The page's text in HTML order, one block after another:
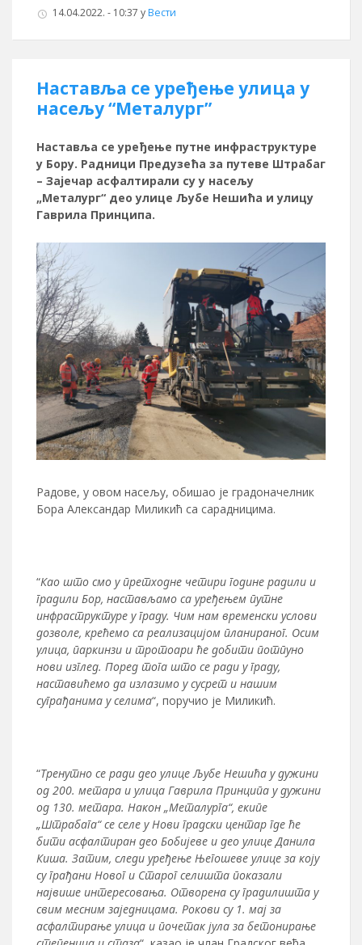
14.04.2022. - 10:37 уВести
Наставља се уређење улица у
насељу “Металург”
Наставља се уређење путне инфраструктуре
у Бору. Радници Предузећа за путеве Штрабаг
– Зајечар асфалтирали су у насељу
„Металург“ део улице Љубе Нешића и улицу
Гаврила Принципа.
Радове, у овом насељу, обишао је градоначелник
Бора Александар Миликић са сарадницима.
“Као што смо у претходне четири године радили и
градили Бор, настављамо са уређењем путне
инфраструктуре у граду. Чим нам временски услови
дозволе, крећемо са реализацијом планираног. Осим
улица, паркинзи и тротоари ће добити потпуно
нови изглед. Поред тога што се ради у граду,
наставићемо да излазимо у сусрет и нашим
суграђанима у селима“, поручио је Миликић.
“Тренутно се ради део улице Љубе Нешића у дужини
од 200. метара и улица Гаврила Принципа у дужини
од 130. метара. Након „Металурга“, екипе
„Штрабага“ се селе у Нови градски центар где ће
бити асфалтиран део Бобијеве и део улице Данила
Киша. Затим, следи уређење Његошеве улице за коју
су грађани Новог и Старог селишта показали
највише интересовања. Отворена су градилишта у
свим месним заједницама. Рокови су 1. мај за
асфалтирање улица и почетак јула за бетонирање